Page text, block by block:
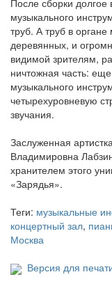
После сборки
музыкального
труб. А труб в
деревянных, и
видимой зрителям,
ничтожная часть:
музыкального
четырехуровневую
звучания.
Заслуженная
Владимировна
хранителем этого
«Зарядья».
Теги: музыкальные
концертный зал,
Москва
Версия для